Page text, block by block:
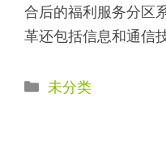
合后的福利服务分区
革还包括信息和通信
Categories
未分类